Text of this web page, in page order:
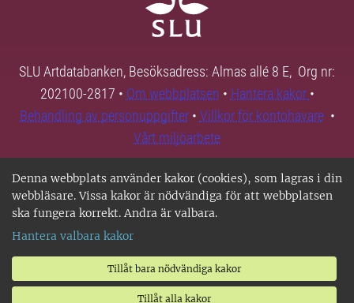
Denna webbplats använder kakor (cookies), som lagras i din
webbläsare. Vissa kakor är nödvändiga för att webbplatsen
ska fungera korrekt. Andra är valbara.
Hantera valbara kakor
Tillåt bara nödvändiga kakor
Tillåt alla kakor
SLU Artdatabanken, Besöksadress: Almas allé 8 E, Org nr:
202100-2817 • Om webbplatsen • Hantera kakor •
Behandling av personuppgifter• Villkor för kontohavare•
Vårt miljöarbete